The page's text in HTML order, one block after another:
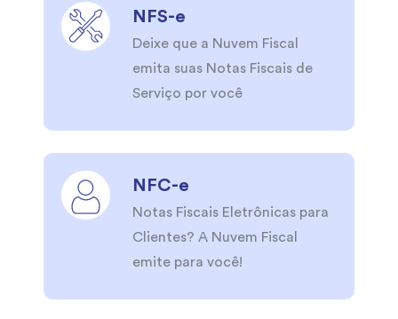
NFS-e
Deixe que a Nuvem Fiscal
emita suas Notas Fiscais de
Serviço por você
NFC-e
Notas Fiscais Eletrônicas para
Clientes? A Nuvem Fiscal
emite para você!